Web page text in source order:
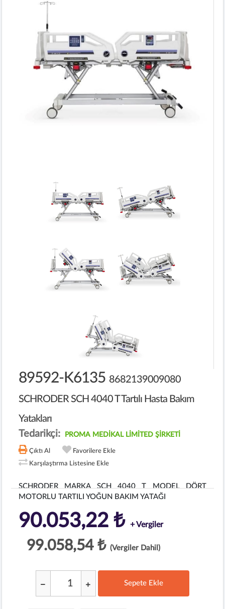
89592-K6135 8682139009080
SCHRODER SCH 4040 T Tartılı Hasta Bakım
Yatakları
Tedarikçi:
PROMA MEDİKAL LİMİTED ŞİRKETİ
Çıktı Al
Favorilere Ekle
Karşılaştırma Listesine Ekle
SCHRODER MARKA SCH 4040 T MODEL DÖRT
MOTORLU TARTILI YOĞUN BAKIM YATAĞI
90.053,22 ₺ + Vergiler
99.058,54 ₺ (Vergiler Dahil)
Sepete Ekle